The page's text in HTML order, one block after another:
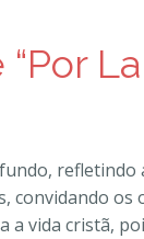
La
refletindo
convidando os
a vida cristã,